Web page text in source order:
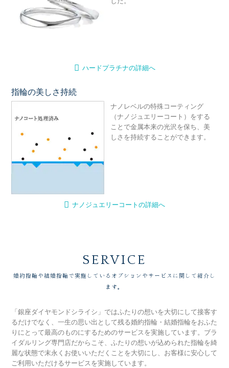
ハードプラチナの詳細へ
指輪の美しさ持続
ナノレベルの特殊コーティング
（ナノジュエリーコート）をする
ことで金属本来の光沢を保ち、美
しさを持続することができます。
ナノジュエリーコートの詳細へ
SERVICE
婚約指輪や結婚指輪で実施しているオプションやサービスに関して紹介し
ます。
「銀座ダイヤモンドシライシ」ではふたりの想いを大切にして接客す
るだけでなく、一生の思い出として残る婚約指輪・結婚指輪をおふた
りにとって最高のものにするためのサービスを実施しています。ブラ
イダルリング専門店だからこそ、ふたりの想いが込められた指輪を綺
麗な状態で末永くお使いいただくことを大切にし、お客様に安心して
ご利用いただけるサービスを実施しています。